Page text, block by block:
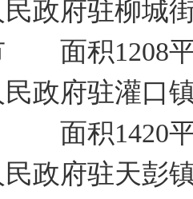
民政府驻柳城
积1208平方
民政府驻灌口
1420平方
民政府驻天彭